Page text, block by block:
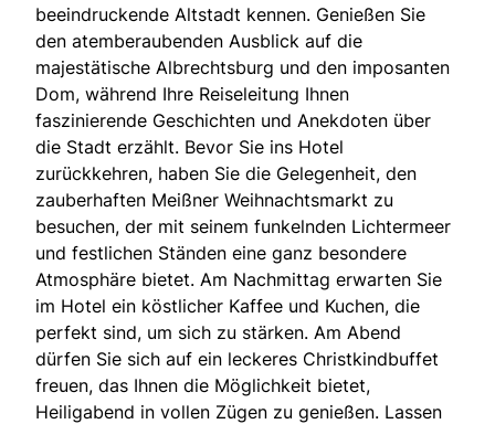
beeindruckende Altstadt kennen. Genießen Sie
den atemberaubenden Ausblick auf die
majestätische Albrechtsburg und den imposanten
Dom, während Ihre Reiseleitung Ihnen
faszinierende Geschichten und Anekdoten über
die Stadt erzählt. Bevor Sie ins Hotel
zurückkehren, haben Sie die Gelegenheit, den
zauberhaften Meißner Weihnachtsmarkt zu
besuchen, der mit seinem funkelnden Lichtermeer
und festlichen Ständen eine ganz besondere
Atmosphäre bietet. Am Nachmittag erwarten Sie
im Hotel ein köstlicher Kaffee und Kuchen, die
perfekt sind, um sich zu stärken. Am Abend
dürfen Sie sich auf ein leckeres Christkindbuffet
freuen, das Ihnen die Möglichkeit bietet,
Heiligabend in vollen Zügen zu genießen. Lassen